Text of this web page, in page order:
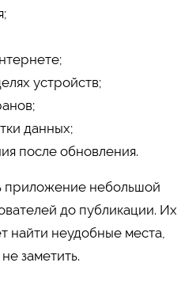
устройств;
данных;
после обновления.
приложение небольшой
до публикации. Их
найти неудобные места,
заметить.